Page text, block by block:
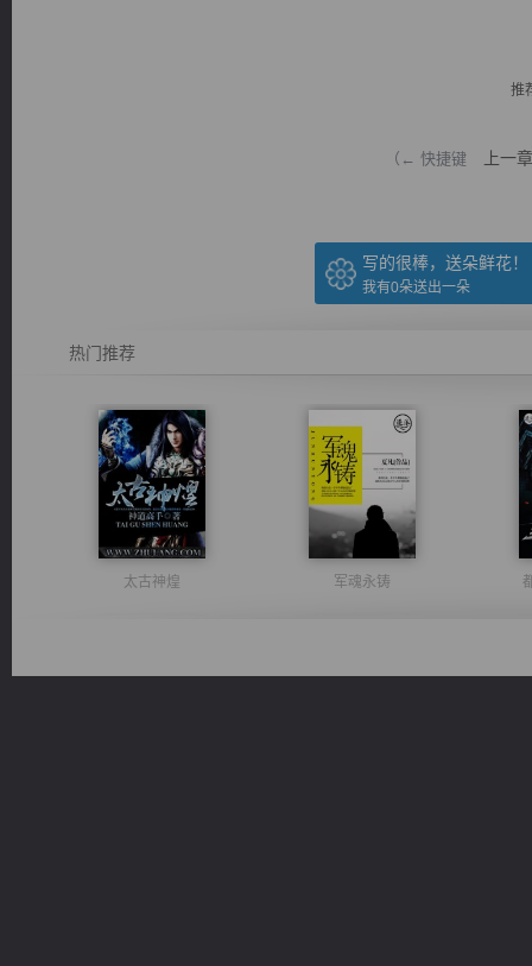
推
（← 快捷键 上一章
写的很棒，送朵鲜花！
我有0朵送出一朵
热门推荐
太古神煌 军魂永铸